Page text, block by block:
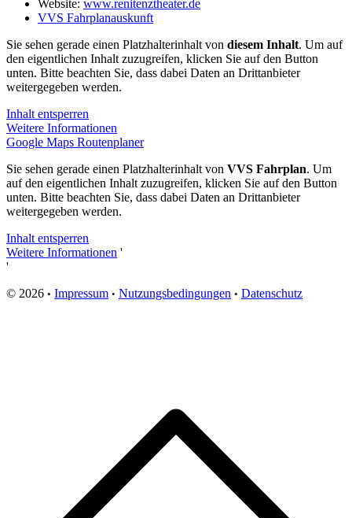
Website: www.renitenztheater.de
VVS Fahrplanauskunft
Sie sehen gerade einen Platzhalterinhalt von diesem Inhalt. Um auf
den eigentlichen Inhalt zuzugreifen, klicken Sie auf den Button
unten. Bitte beachten Sie, dass dabei Daten an Drittanbieter
weitergegeben werden.
Inhalt entsperren
Weitere Informationen
Google Maps Routenplaner
Sie sehen gerade einen Platzhalterinhalt von VVS Fahrplan. Um
auf den eigentlichen Inhalt zuzugreifen, klicken Sie auf den Button
unten. Bitte beachten Sie, dass dabei Daten an Drittanbieter
weitergegeben werden.
Inhalt entsperren
Weitere Informationen '
'
© 2026 • Impressum • Nutzungsbedingungen • Datenschutz